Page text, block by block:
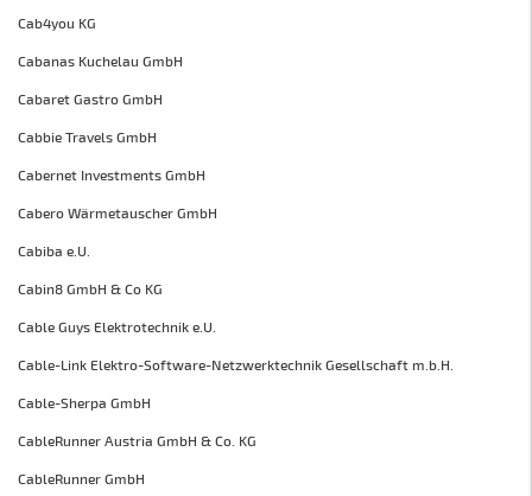
Cab4you KG
Cabanas Kuchelau GmbH
Cabaret Gastro GmbH
Cabbie Travels GmbH
Cabernet Investments GmbH
Cabero Wärmetauscher GmbH
Cabiba e.U.
Cabin8 GmbH & Co KG
Cable Guys Elektrotechnik e.U.
Cable-Link Elektro-Software-Netzwerktechnik Gesellschaft m.b.H.
Cable-Sherpa GmbH
CableRunner Austria GmbH & Co. KG
CableRunner GmbH